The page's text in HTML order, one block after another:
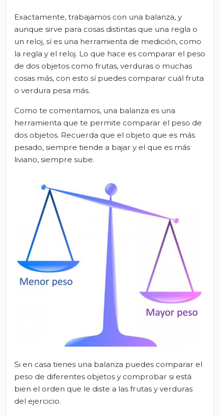
Exactamente, trabajamos con una balanza, y
aunque sirve para cosas distintas que una regla o
un reloj, sí es una herramienta de medición, como
la regla y el reloj. Lo que hace es comparar el peso
de dos objetos como frutas, verduras o muchas
cosas más, con esto sí puedes comparar cuál fruta
o verdura pesa más.
Como te comentamos, una balanza es una
herramienta que te permite comparar el peso de
dos objetos. Recuerda que el objeto que es más
pesado, siempre tiende a bajar y el que es más
liviano, siempre sube.
Si en casa tienes una balanza puedes comparar el
peso de diferentes objetos y comprobar si está
bien el orden que le diste a las frutas y verduras
del ejercicio.